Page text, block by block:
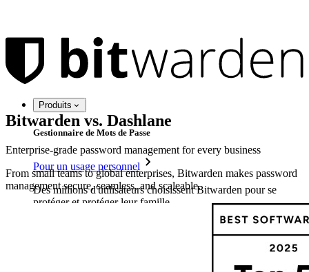
Produits
Gestionnaire de Mots de Passe
Pour un usage personnel
Des millions d'utilisateurs choisissent Bitwarden pour se
protéger et protéger leur famille
Bitwarden vs. Dashlane
Enterprise-grade password management for every business
From small teams to global enterprises, Bitwarden makes password
management secure, seamless, and scaleable.